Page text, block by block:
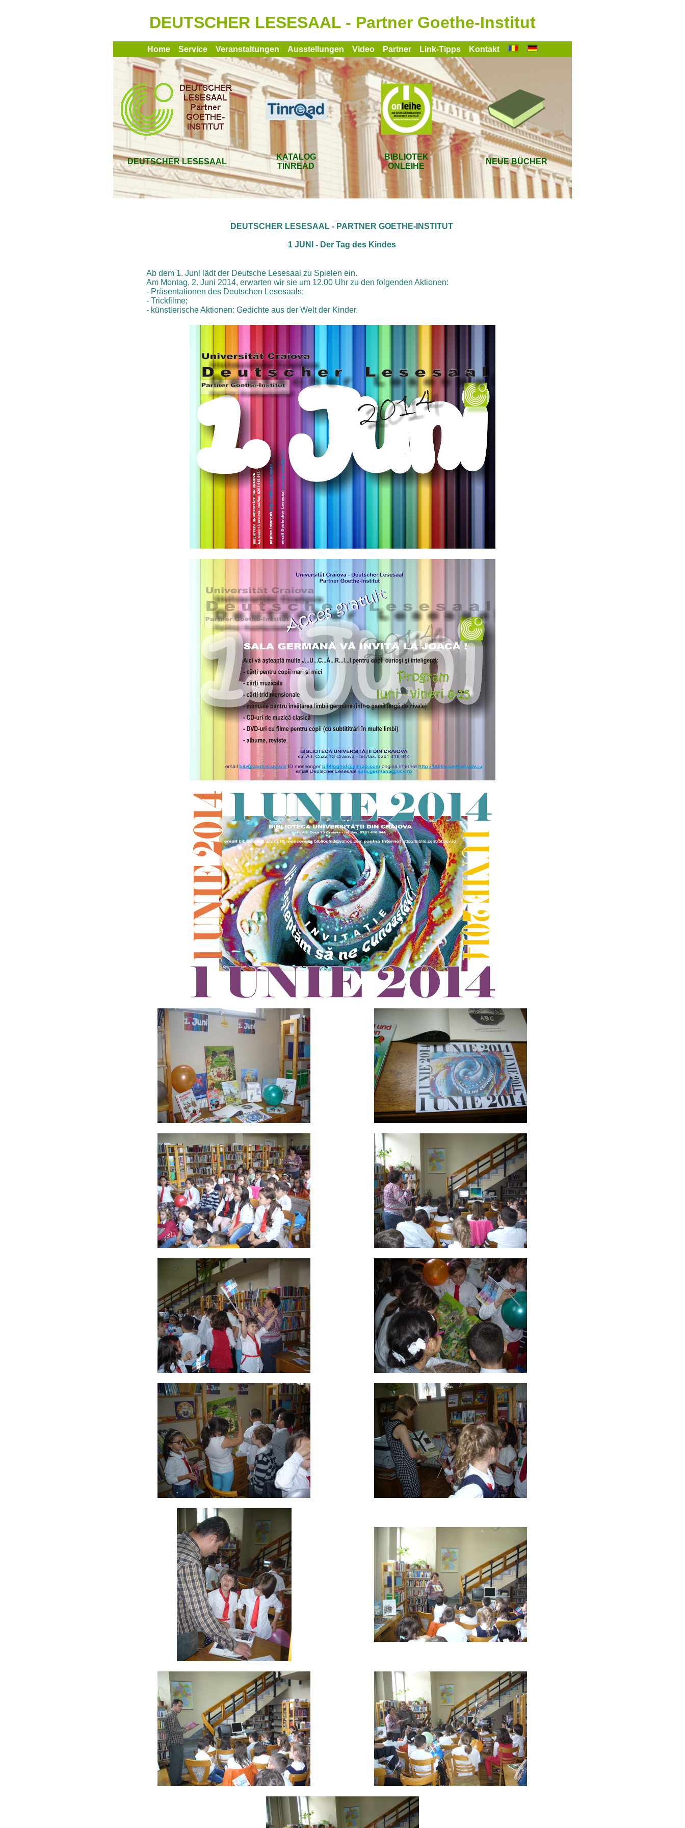
DEUTSCHER LESESAAL - Partner Goethe-Institut
Home Service Veranstaltungen Ausstellungen Video Partner Link-Tipps Kontakt
DEUTSCHER LESESAAL
KATALOG
TINREAD
BIBLIOTEK
ONLEIHE
NEUE BÜCHER
DEUTSCHER LESESAAL - PARTNER GOETHE-INSTITUT
1 JUNI - Der Tag des Kindes
Ab dem 1. Juni lädt der Deutsche Lesesaal zu Spielen ein.
Am Montag, 2. Juni 2014, erwarten wir sie um 12.00 Uhr zu den folgenden Aktionen:
- Präsentationen des Deutschen Lesesaals;
- Trickfilme;
- künstlerische Aktionen: Gedichte aus der Welt der Kinder.